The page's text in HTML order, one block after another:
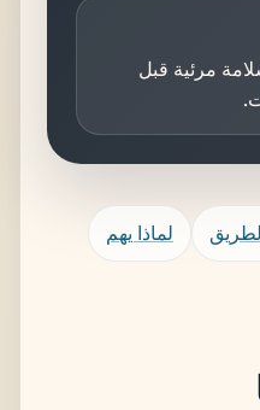
مرئية قبل
لماذا يهم